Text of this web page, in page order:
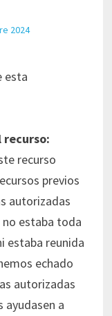
2024
esta
recurso
previos
autorizadas
estaba toda
estaba reunida
echado
autorizadas
ayudasen a